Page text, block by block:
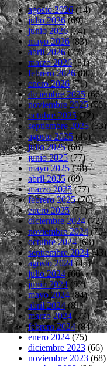
agosto 2026(14)
julio 2026(69)
junio 2026(74)
mayo 2026(83)
abril 2026(77)
marzo 2026(81)
febrero 2026(80)
enero 2026(71)
diciembre 2025(66)
noviembre 2025(76)
octubre 2025(72)
septiembre 2025(53)
agosto 2025(40)
julio 2025(66)
junio 2025(77)
mayo 2025(78)
abril 2025(69)
marzo 2025(77)
febrero 2025(70)
enero 2025(71)
diciembre 2024(72)
noviembre 2024(70)
octubre 2024(63)
septiembre 2024(43)
agosto 2024(45)
julio 2024(66)
junio 2024 (82)
mayo 2024(84)
abril 2024(81)
marzo 2024(77)
febrero 2024(84)
enero 2024 (75)
diciembre 2023 (66)
noviembre 2023 (68)